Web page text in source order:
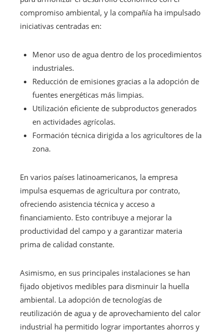
compromiso ambiental, y la compañía ha impulsado
iniciativas centradas en:
Menor uso de agua dentro de los procedimientos
industriales.
Reducción de emisiones gracias a la adopción de
fuentes energéticas más limpias.
Utilización eficiente de subproductos generados
en actividades agrícolas.
Formación técnica dirigida a los agricultores de la
zona.
En varios países latinoamericanos, la empresa
impulsa esquemas de agricultura por contrato,
ofreciendo asistencia técnica y acceso a
financiamiento. Esto contribuye a mejorar la
productividad del campo y a garantizar materia
prima de calidad constante.
Asimismo, en sus principales instalaciones se han
fijado objetivos medibles para disminuir la huella
ambiental. La adopción de tecnologías de
reutilización de agua y de aprovechamiento del calor
industrial ha permitido lograr importantes ahorros y